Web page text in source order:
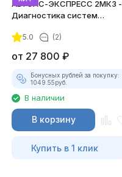
АВТОАС-ЭКСПРЕСС 2МК3 -
Диагностика систем
5.0 (2)
от 27 800 ₽
Бонусных рублей за покупку:
1049.55руб.
В наличии
В корзину
Купить в 1 клик